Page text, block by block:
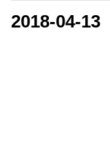
2018-04-13